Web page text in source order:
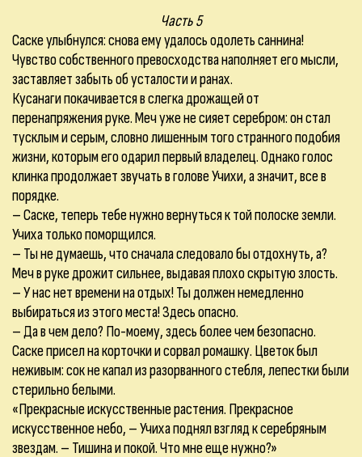
Часть 5
Саске улыбнулся: снова ему удалось одолеть саннина!
Чувство собственного превосходства наполняет его мысли,
заставляет забыть об усталости и ранах.
Кусанаги покачивается в слегка дрожащей от
перенапряжения руке. Меч уже не сияет серебром: он стал
тусклым и серым, словно лишенным того странного подобия
жизни, которым его одарил первый владелец. Однако голос
клинка продолжает звучать в голове Учихи, а значит, все в
порядке.
– Саске, теперь тебе нужно вернуться к той полоске земли.
Учиха только поморщился.
– Ты не думаешь, что сначала следовало бы отдохнуть, а?
Меч в руке дрожит сильнее, выдавая плохо скрытую злость.
– У нас нет времени на отдых! Ты должен немедленно
выбираться из этого места! Здесь опасно.
– Да в чем дело? По-моему, здесь более чем безопасно.
Саске присел на корточки и сорвал ромашку. Цветок был
неживым: сок не капал из разорванного стебля, лепестки были
стерильно белыми.
«Прекрасные искусственные растения. Прекрасное
искусственное небо, – Учиха поднял взгляд к серебряным
звездам. – Тишина и покой. Что мне еще нужно?»